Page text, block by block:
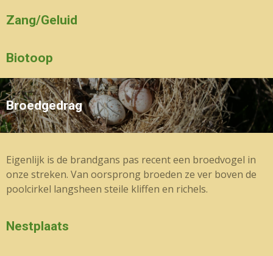
Zang/Geluid
Biotoop
Broedgedrag
Eigenlijk is de brandgans pas recent een broedvogel in
onze streken. Van oorsprong broeden ze ver boven de
poolcirkel langsheen steile kliffen en richels.
Nestplaats